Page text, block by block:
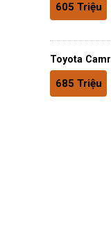
605 Triệu
Toyota
685 Triệu